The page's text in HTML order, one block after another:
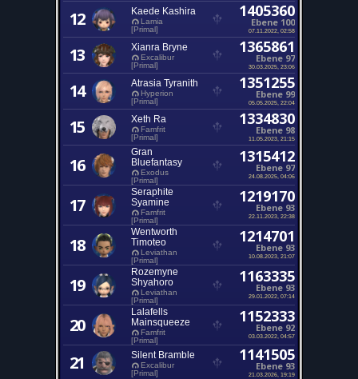
12 Kaede Kashira
Lamia
[Primal]
1405360
Ebene 100
07.11.2022, 02:58
13 Xianra Bryne
Excalibur
[Primal]
1365861
Ebene 97
30.03.2025, 23:06
14 Atrasia Tyranith
Hyperion
[Primal]
1351255
Ebene 99
05.05.2025, 22:04
15 Xeth Ra
Famfrit
[Primal]
1334830
Ebene 98
11.05.2023, 21:15
16
Gran
Bluefantasy
Exodus
[Primal]
1315412
Ebene 97
24.08.2025, 04:06
17
Seraphite
Syamine
Famfrit
[Primal]
1219170
Ebene 93
22.11.2023, 22:38
18
Wentworth
Timoteo
Leviathan
[Primal]
1214701
Ebene 93
10.08.2023, 21:07
19
Rozemyne
Shyahoro
Leviathan
[Primal]
1163335
Ebene 93
29.01.2022, 07:14
20
Lalafells
Mainsqueeze
Famfrit
[Primal]
1152333
Ebene 92
03.03.2022, 04:57
21 Silent Bramble
Excalibur
[Primal]
1141505
Ebene 93
21.03.2026, 19:19